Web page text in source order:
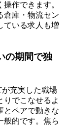
作できます。
倉庫・物流セン
ている求人も増
の期間で独
充実した職場
りでこなせるよ
とペアで動きな
般的です。焦ら